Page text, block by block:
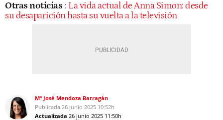
Otras noticias : La vida actual de Anna Simon: desde
su desaparición hasta su vuelta a la televisión
Mª José Mendoza Barragán
Publicada 26 junio 2025 10:52h
Actualizada 26 junio 2025 11:50h